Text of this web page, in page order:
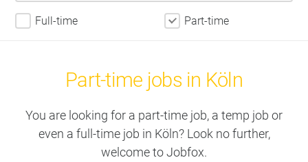
Full-time Part-time
Part-time jobs in Köln
You are looking for a part-time job, a temp job or
even a full-time job in Köln? Look no further,
welcome to Jobfox.